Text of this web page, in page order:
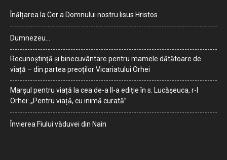
Înălțarea la Cer a Domnului nostru Iisus Hristos
Dumnezeu…
Recunoștință și binecuvântare pentru mamele dătătoare de
viață – din partea preoților Vicariatului Orhei
Marșul pentru viață la cea de-a II-a ediție în s. Lucășeuca, r-l
Orhei: „Pentru viață, cu inimă curată”
Învierea Fiului văduvei din Nain